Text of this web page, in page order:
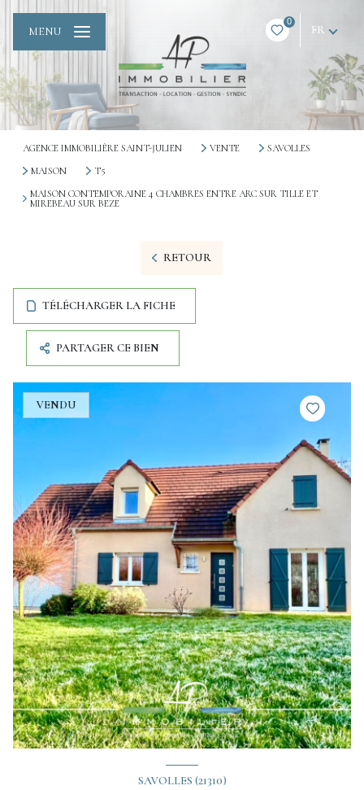
0
FR
MENU
AGENCE IMMOBILIÈRE SAINT-JULIEN VENTE
SAVOLLES
MAISON
T5
MAISON CONTEMPORAINE 4 CHAMBRES ENTRE ARC SUR TILLE ET
MIREBEAU SUR BEZE
RETOUR
TÉLÉCHARGER LA FICHE
PARTAGER CE BIEN
VENDU
SAVOLLES (21310)